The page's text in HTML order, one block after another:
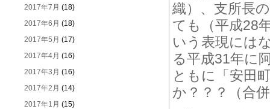
2017年7月 (18)
2017年6月 (18)
2017年5月 (17)
2017年4月 (16)
2017年3月 (16)
2017年2月 (14)
2017年1月 (15)
織）、支所長
ても（平成28
いう表現には
る平成31年に
ともに「安田
か？？？（合